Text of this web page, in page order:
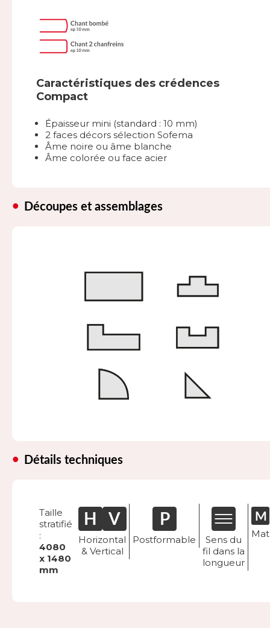
Caractéristiques des crédences
Compact
Épaisseur mini (standard : 10 mm)
2 faces décors sélection Sofema
Âme noire ou âme blanche
Âme colorée ou face acier
Découpes et assemblages
Détails techniques
Taille
stratifié
:
4080
x 1480
mm
Horizontal
& Vertical
Postformable
Sens du
fil dans la
longueur
Mat